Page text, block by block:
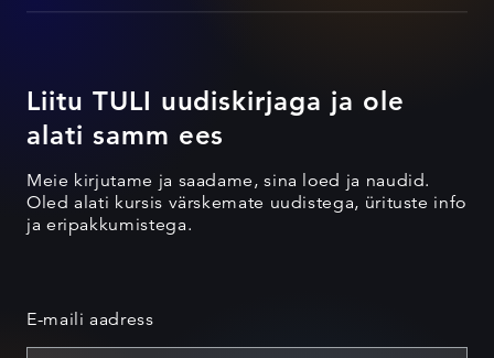
Liitu TULI uudiskirjaga ja ole
alati samm ees
Meie kirjutame ja saadame, sina loed ja naudid.
Oled alati kursis värskemate uudistega, ürituste info
ja eripakkumistega.
E-maili aadress